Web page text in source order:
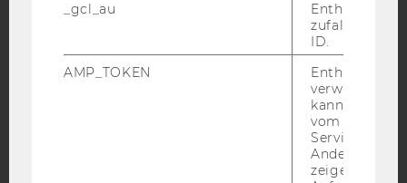
BARRIEREFREIHEITSERKLÄRUNG WEBSEITE
DATENSCHUTZERKLÄRUNG
DATENSCHUTZERKLÄRUNG SOCIAL MEDIA
STUDIENBEWERBER*INNEN UND STUDIERENDE
_gcl_au
Enthält eine
ID.
AMP_TOKEN
Enthält ein
verwendet
kann, um
vom AMP-
Service
Andere
zeigen Opt-